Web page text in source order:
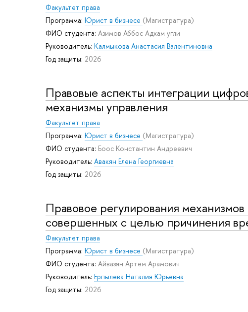
Факультет права
Программа: Юрист в бизнесе (Магистратура)
ФИО студента: Азимов Аббос Адхам угли
Руководитель: Калмыкова Анастасия Валентиновна
Год защиты: 2026
Правовые аспекты интеграции
механизмы управления
Факультет права
Программа: Юрист в бизнесе (Магистратура)
ФИО студента: Боос Константин Андреевич
Руководитель: Авакян Елена Георгиевна
Год защиты: 2026
Правовое регулирования
совершенных с целью причинения
Факультет права
Программа: Юрист в бизнесе (Магистратура)
ФИО студента: Айвазян Артем Арамович
Руководитель: Ерпылева Наталия Юрьевна
Год защиты: 2026